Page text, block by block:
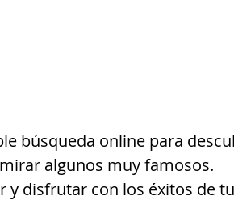
búsqueda online para
algunos muy famosos.
y disfrutar con los éxitos de